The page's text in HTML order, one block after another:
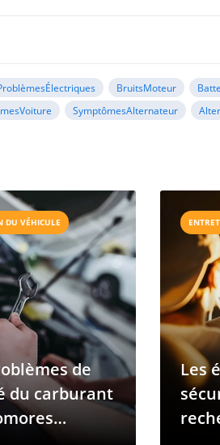
BruitsMoteur
SymptômesAlternateur
DU VÉHICULE
de
du carburant
Les